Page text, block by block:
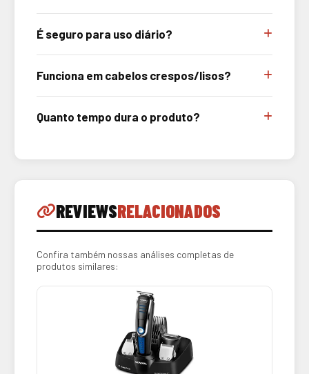
É seguro para uso diário?
Funciona em cabelos crespos/lisos?
Quanto tempo dura o produto?
REVIEWSRELACIONADOS
Confira também nossas análises completas de
produtos similares: